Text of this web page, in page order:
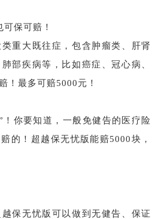
保可赔！
重大既往症，包含肿瘤类、肝肾
部疾病等，比如癌症、冠心病、
！最多可赔5000元！
你要知道， 一般免健告的医疗险
的！超越保无忧版能赔5000块，
保无忧版可以做到无健告、保证